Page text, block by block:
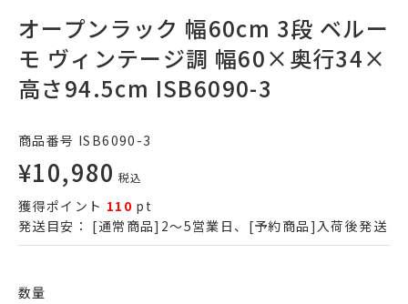
オープンラック 幅60cm 3段 ベルー
モ ヴィンテージ調 幅60×奥行34×
高さ94.5cm ISB6090-3
商品番号 ISB6090-3
¥10,980 税込
獲得ポイント 110 pt
発送目安： [通常商品]2～5営業日、[予約商品]入荷後発送